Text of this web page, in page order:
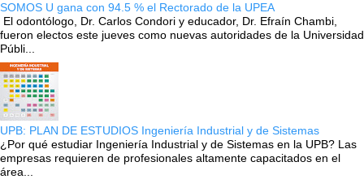
SOMOS U gana con 94.5 % el Rectorado de la UPEA
El odontólogo, Dr. Carlos Condori y educador, Dr. Efraín Chambi,
fueron electos este jueves como nuevas autoridades de la Universidad
Públi...
UPB: PLAN DE ESTUDIOS Ingeniería Industrial y de Sistemas
¿Por qué estudiar Ingeniería Industrial y de Sistemas en la UPB? Las
empresas requieren de profesionales altamente capacitados en el
área...